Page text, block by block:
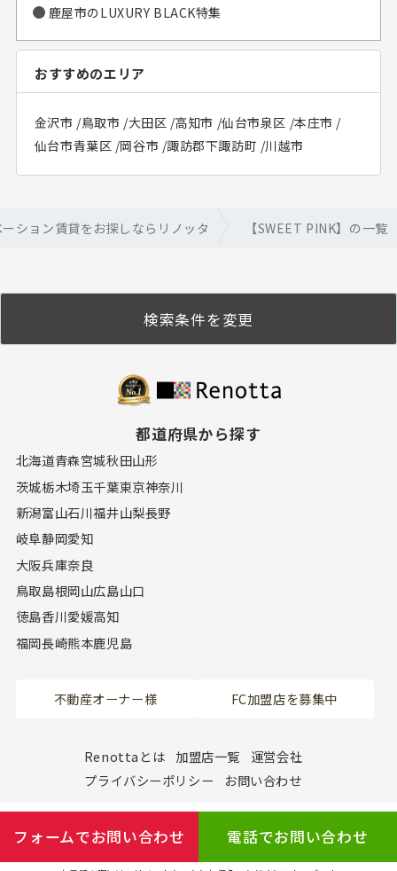
鹿屋市のLUXURY BLACK特集
おすすめのエリア
金沢市 /鳥取市 /大田区 /高知市 /仙台市泉区 /本庄市 /
仙台市青葉区 /岡谷市 /諏訪郡下諏訪町 /川越市
ション賃貸をお探しならリノッタ 【SWEET PINK】の一覧
検索条件を変更
都道府県から探す
北海道青森宮城秋田山形
茨城栃木埼玉千葉東京神奈川
新潟富山石川福井山梨長野
岐阜静岡愛知
大阪兵庫奈良
鳥取島根岡山広島山口
徳島香川愛媛高知
福岡長崎熊本鹿児島
不動産オーナー様 FC加盟店を募集中
Renottaとは 加盟店一覧
運営会社
プライバシーポリシー
お問い合わせ
フォームでお問い合わせ 電話でお問い合わせ